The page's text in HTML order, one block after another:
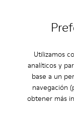
Utilizamos
analíticos y
base a un
navegación
obtener más